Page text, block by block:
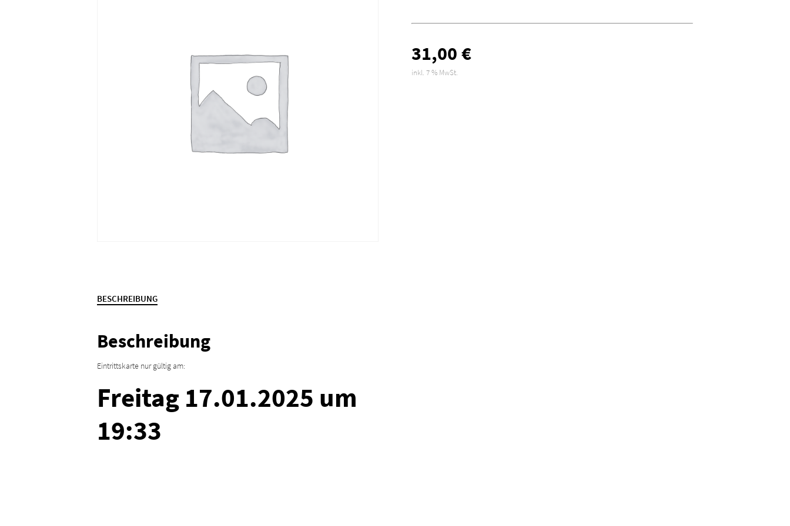
31,00 €
inkl. 7 % MwSt.
BESCHREIBUNG
Beschreibung
Eintrittskarte nur gültig am:
Freitag 17.01.2025 um
19:33